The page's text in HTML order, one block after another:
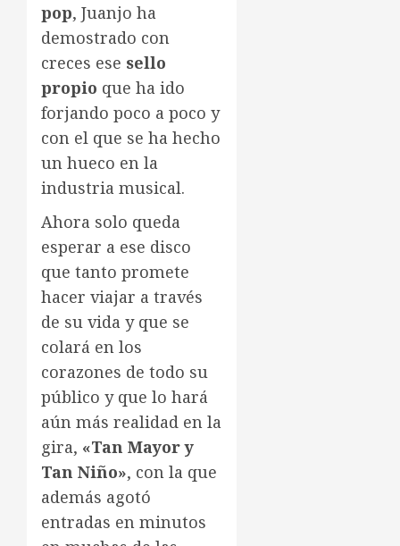
pop, Juanjo ha
demostrado con
creces ese sello
propio que ha ido
forjando poco a poco y
con el que se ha hecho
un hueco en la
industria musical.
Ahora solo queda
esperar a ese disco
que tanto promete
hacer viajar a través
de su vida y que se
colará en los
corazones de todo su
público y que lo hará
aún más realidad en la
gira, «Tan Mayor y
Tan Niño», con la que
además agotó
entradas en minutos